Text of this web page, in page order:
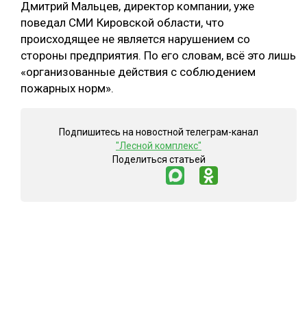
Дмитрий Мальцев, директор компании, уже
поведал СМИ Кировской области, что
происходящее не является нарушением со
стороны предприятия. По его словам, всё это лишь
«организованные действия с соблюдением
пожарных норм».
Подпишитесь на новостной телеграм-канал
"Лесной комплекс"
Поделиться статьей